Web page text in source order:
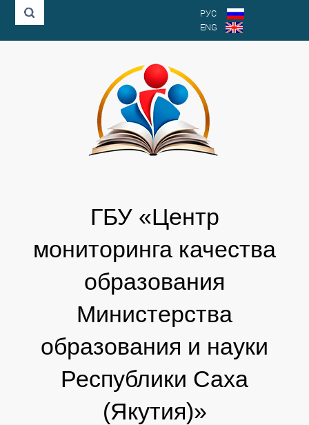
РУС
ENG
ГБУ «Центр
мониторинга качества
образования
Министерства
образования и науки
Республики Саха
(Якутия)»